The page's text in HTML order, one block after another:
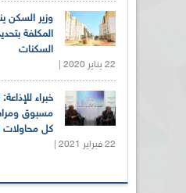
وزير السكن
المكلفة
السكنات
22 يناير 2020 |
خبراء
مسبوق
كل محاولات
22 فبراير 2021 |